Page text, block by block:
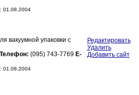
01.08.2004
вакуумной упаковки с
Телефон: (095) 743-7769 E-
01.08.2004
Редактировать
Удалить
Добавить сайт